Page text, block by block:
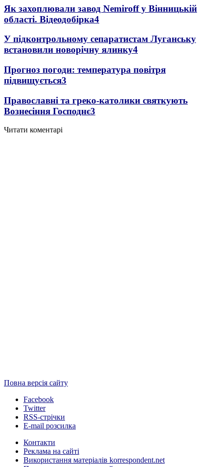
Як захоплювали завод Nemiroff у Вінницькій
області. Відеодобірка4
У підконтрольному сепаратистам Луганську
встановили новорічну ялинку4
Прогноз погоди: температура повітря
підвищується3
Православні та греко-католики святкують
Вознесіння Господнє3
Читати коментарі
Повна версія сайту
Facebook
Twitter
RSS-стрічки
E-mail розсилка
Контакти
Реклама на сайті
Використання матеріалів korrespondent.net